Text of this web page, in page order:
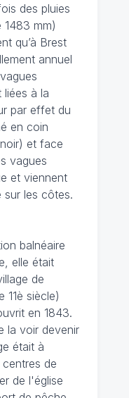
des pluies
mm)
qu’à Brest
annuel
liées à la
par effet du
en coin
et face
vagues
et viennent
sur les côtes.
balnéaire
elle était
de
11è siècle)
en 1843.
la voir devenir
était à
de
de l'église